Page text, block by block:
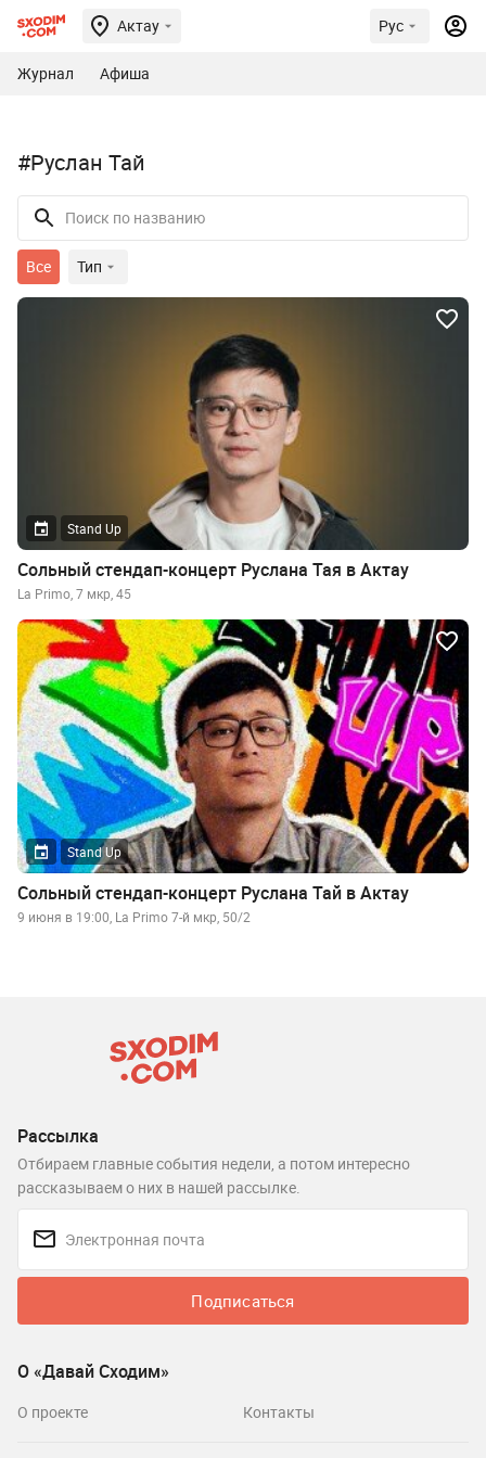
Актау Рус
Журнал Афиша
#Руслан Тай
Все Тип
Stand Up
Сольный стендап-концерт Руслана Тая в Актау
La Primo, 7 мкр, 45
Stand Up
Сольный стендап-концерт Руслана Тай в Актау
9 июня в 19:00, La Primo 7-й мкр, 50/2
Рассылка
Отбираем главные события недели, а потом интересно
рассказываем о них в нашей рассылке.
Подписаться
О «Давай Сходим»
О проекте Контакты